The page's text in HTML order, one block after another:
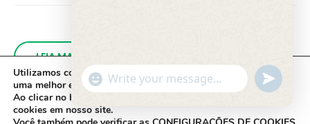
LEIA MAIS
Utilizamos cookies em nosso site, que nos ajudam a oferecer
uma melhor experiência de navegação.
Ao clicar no botão
cookies em nosso site.
"+chaty_settings.lang.emoji_picker+"
WhatsApp Message